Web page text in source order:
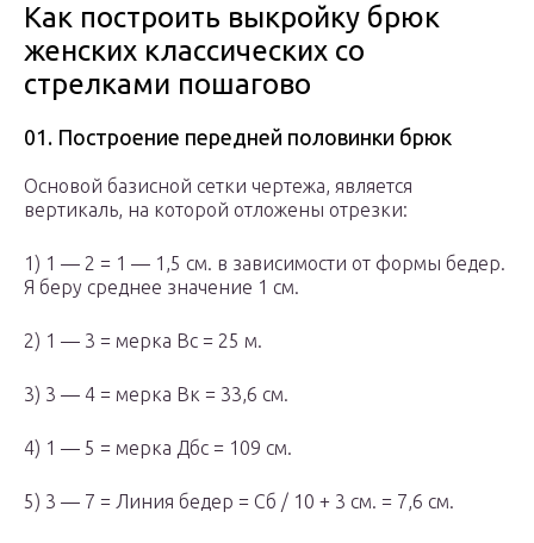
Как построить выкройку брюк
женских классических со
стрелками пошагово
01. Построение передней половинки брюк
Основой базисной сетки чертежа, является
вертикаль, на которой отложены отрезки:
1) 1 — 2 = 1 — 1,5 см. в зависимости от формы бедер.
Я беру среднее значение 1 см.
2) 1 — 3 = мерка Вс = 25 м.
3) 3 — 4 = мерка Вк = 33,6 см.
4) 1 — 5 = мерка Дбс = 109 см.
5) 3 — 7 = Линия бедер = Сб / 10 + 3 см. = 7,6 см.